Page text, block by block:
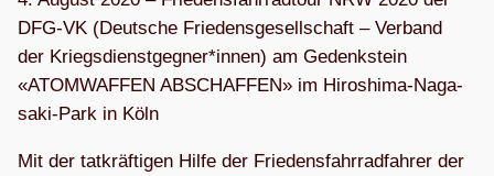
DFG-VK (Deut­sche Frie­dens­ge­sell­schaft – Ver­band
der Kriegsdienstgegner*innen) am Gedenk­stein
«ATOM­WAF­FEN ABSCHAF­FEN» im Hiro­shima-Naga­
saki-Park in Köln
Mit der tat­kräf­ti­gen Hilfe der Frie­dens­fahr­rad­fah­rer der